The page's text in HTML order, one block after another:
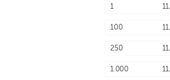
1
100
250
1.000